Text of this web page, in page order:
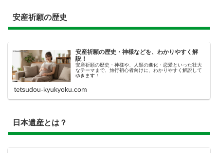
安産祈願の歴史
安産祈願の歴史・神様などを、わかりやすく解
説！
安産祈願の歴史・神様や、人類の進化・恋愛といった壮大
なテーマまで、旅行初心者向けに、わかりやすく解説して
ゆきます！
tetsudou-kyukyoku.com
日本遺産とは？